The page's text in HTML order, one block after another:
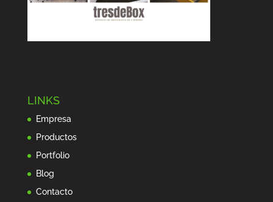
LINKS
Empresa
Productos
Portfolio
Blog
Contacto